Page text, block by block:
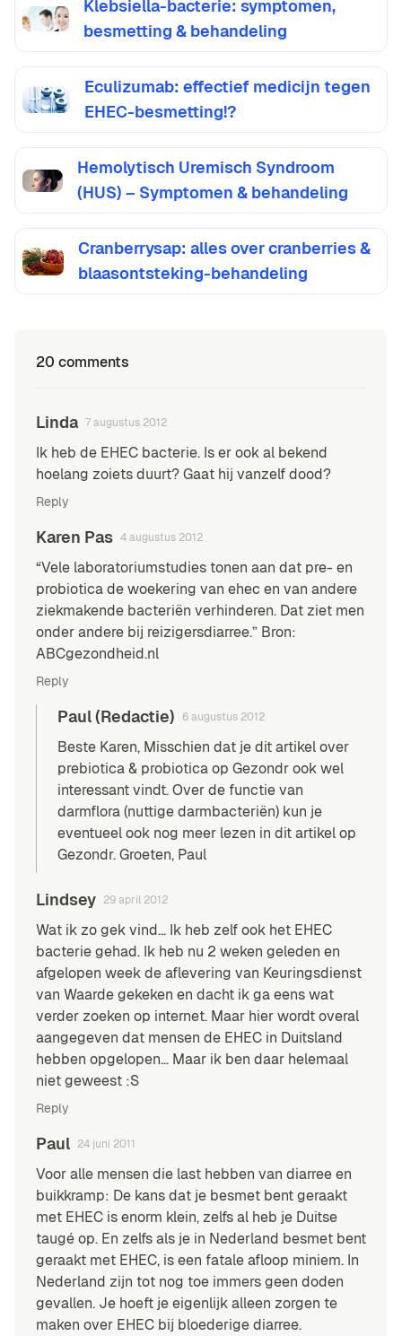
Klebsiella-bacterie: symptomen,
besmetting & behandeling
Eculizumab: effectief medicijn tegen
EHEC-besmetting!?
Hemolytisch Uremisch Syndroom
(HUS) – Symptomen & behandeling
Cranberrysap: alles over cranberries &
blaasontsteking-behandeling
20 comments
Linda 7 augustus 2012
Ik heb de EHEC bacterie. Is er ook al bekend
hoelang zoiets duurt? Gaat hij vanzelf dood?
Reply
Karen Pas 4 augustus 2012
“Vele laboratoriumstudies tonen aan dat pre- en
probiotica de woekering van ehec en van andere
ziekmakende bacteriën verhinderen. Dat ziet men
onder andere bij reizigersdiarree.” Bron:
ABCgezondheid.nl
Reply
Paul (Redactie) 6 augustus 2012
Beste Karen, Misschien dat jedit artikelover
prebiotica & probiotica op Gezondr ook wel
interessant vindt. Over de functie van
darmflora (nuttige darmbacteriën) kun je
eventueel ook nog meer lezen in dit artikelop
Gezondr. Groeten, Paul
Lindsey 29 april 2012
Wat ik zo gek vind… Ik heb zelf ook het EHEC
bacterie gehad. Ik heb nu 2 weken geleden en
afgelopen week de aflevering van Keuringsdienst
van Waarde gekeken en dacht ik ga eens wat
verder zoeken op internet. Maar hier wordt overal
aangegeven dat mensen de EHEC in Duitsland
hebben opgelopen… Maar ik ben daar helemaal
niet geweest :S
Reply
Paul 24 juni 2011
Voor alle mensen die last hebben van diarree en
buikkramp: De kans dat je besmet bent geraakt
met EHEC is enorm klein, zelfs al heb je Duitse
taugé op. En zelfs als je in Nederland besmet bent
geraakt met EHEC, is een fatale afloop miniem. In
Nederland zijn tot nog toe immers geen doden
gevallen. Je hoeft je eigenlijk alleen zorgen te
maken over EHEC bij bloederige diarree.